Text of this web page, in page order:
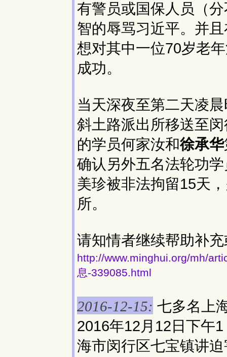
有警员或国保人员（
智的辱骂习近平。并
想对其中一位70岁老
成功。
当天深夜至第二天凌
斜土路派出所移送至
的学员何家汝和徐承华
确认另外五名法轮功
美珍被非法拘留15天
所。
请知情者继续帮助补
http://www.minghui.org/mh/
息-339085.html
2016-12-15: 七多名上
2016年12月12日下午
海市闵行区七宝镇讲